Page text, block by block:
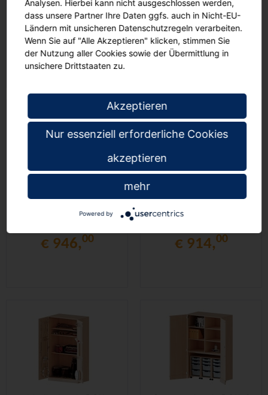
Türen mit
Instrumentenhalterungen,
mit 8 Boxen, B/H/T
104,5x190x60cm
€ 983,00
Türen mit
Instrumentenhalterungen,
mit 6 Boxen, B/H/T
104,5x190x60cm
€ 965, 00
Musikschrank, 5 OH,
Türen mit
mit 6 Boxen, B/H/T
104,5x190x60cm
€ 946,00
Musikschrank, 5 OH,
Türen mit
mit 4 Boxen, B/H/T
104,5x190x60cm
€ 914,00
Analysen. Hierbei kann nicht ausgeschlossen werden,
dass unsere Partner Ihre Daten ggfs. auch in Nicht-EU-
Ländern mit unsicheren Datenschutzregeln verarbeiten.
Wenn Sie auf "Alle Akzeptieren" klicken, stimmen Sie
der Nutzung aller Cookies sowie der Übermittlung in
unsichere Drittstaaten zu.
Akzeptieren
Nur essenziell erforderliche Cookies
akzeptieren
mehr
Powered by